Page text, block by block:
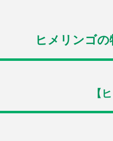
ヒメリンゴ
【